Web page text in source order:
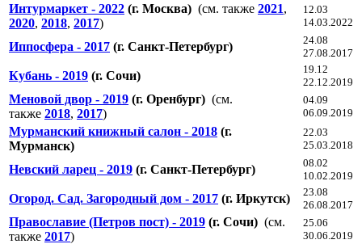
Интурмаркет - 2022 (г. Москва) (см. также 2021,
2020, 2018, 2017)
12.03
14.03.2022
Иппосфера - 2017 (г. Санкт-Петербург)
24.08
27.08.2017
Кубань - 2019 (г. Сочи)
19.12
22.12.2019
Меновой двор - 2019 (г. Оренбург) (см.
также 2018, 2017)
04.09
06.09.2019
Мурманский книжный салон - 2018 (г.
Мурманск)
22.03
25.03.2018
Невский ларец - 2019 (г. Санкт-Петербург)
08.02
10.02.2019
Огород. Сад. Загородный дом - 2017 (г. Иркутск)
23.08
26.08.2017
Православие (Петров пост) - 2019 (г. Сочи) (см.
также 2017)
25.06
30.06.2019